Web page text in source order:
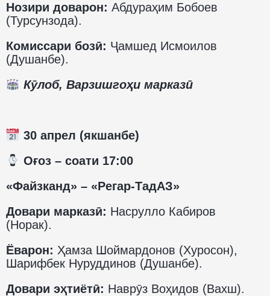
Нозири доварон: Абдураҳим Бобоев
(Турсунзода).
Комиссари бозӣ: Ҷамшед Исмоилов
(Душанбе).
Кӯлоб, Варзишгоҳи марказӣ
30 апрел (якшанбе)
️ Оғоз – соати 17:00
«Файзканд» – «Регар-ТадАЗ»
Довари марказӣ: Насрулло Кабиров
(Норак).
Ёварон: Ҳамза Шоймардонов (Хуросон),
Шарифбек Нуруддинов (Душанбе).
Довари эҳтиётӣ: Наврӯз Воҳидов (Вахш).